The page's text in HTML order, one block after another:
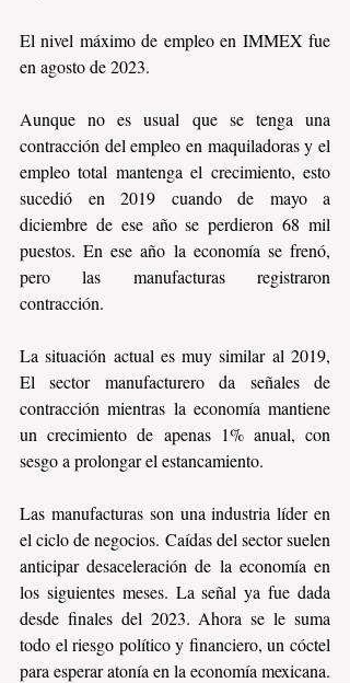
El nivel máximo de empleo en IMMEX fue
en agosto de 2023.
Aunque no es usual que se tenga una
contracción del empleo en maquiladoras y el
empleo total mantenga el crecimiento, esto
sucedió en 2019 cuando de mayo a
diciembre de ese año se perdieron 68 mil
puestos. En ese año la economía se frenó,
pero las manufacturas registraron
contracción.
La situación actual es muy similar al 2019,
El sector manufacturero da señales de
contracción mientras la economía mantiene
un crecimiento de apenas 1% anual, con
sesgo a prolongar el estancamiento.
Las manufacturas son una industria líder en
el ciclo de negocios. Caídas del sector suelen
anticipar desaceleración de la economía en
los siguientes meses. La señal ya fue dada
desde finales del 2023. Ahora se le suma
todo el riesgo político y financiero, un cóctel
para esperar atonía en la economía mexicana.